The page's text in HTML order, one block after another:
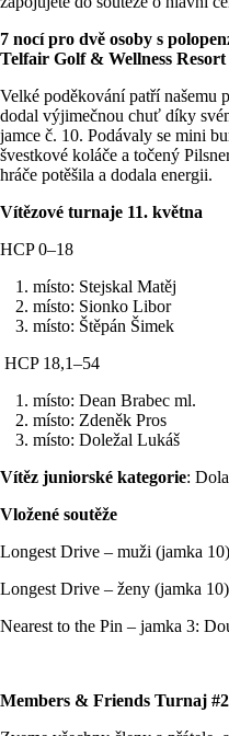
7 nocí pro dvě osoby s
Telfair Golf & Wellness
Velké poděkování patří
dodal výjimečnou chuť díky
jamce č. 10. Podávaly se mini
švestkové koláče a točený
hráče potěšila a dodala energii.
Vítězové turnaje 11. května
HCP 0–18
místo: Stejskal Matěj
místo: Sionko Libor
místo: Štěpán Šimek
HCP 18,1–54
místo: Dean Brabec ml.
místo: Zdeněk Pros
místo: Doležal Lukáš
Vítěz juniorské kategorie:
Vložené soutěže
Longest Drive – muži (jamka
Longest Drive – ženy (jamka
Nearest to the Pin – jamka 3:
Members & Friends Turnaj